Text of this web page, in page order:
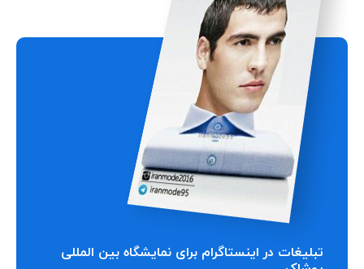
تبلیغات در اینستاگرام برای نمایشگاه بین المللی